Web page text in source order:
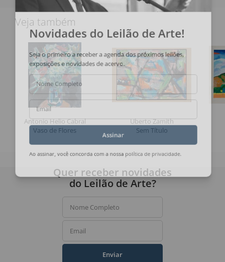
Veja também
Antonio Helio Cabral
Vaso de Flores
Uberto Zamith
Sem Título
Novidades do Leilão de Arte!
Seja o primeiro a receber a agenda dos próximos leilões,
exposições e novidades de acervo.
Nome Completo
Email
Quer receber novidades
do Leilão de Arte?
Nome Completo
Email
Enviar